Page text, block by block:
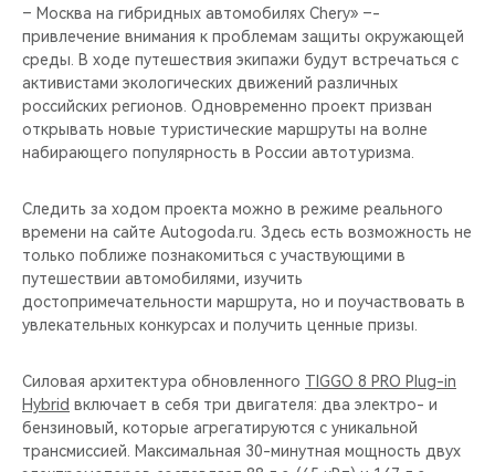
– Москва на гибридных автомобилях Chery» –-
привлечение внимания к проблемам защиты окружающей
среды. В ходе путешествия экипажи будут встречаться с
активистами экологических движений различных
российских регионов. Одновременно проект призван
открывать новые туристические маршруты на волне
набирающего популярность в России автотуризма.
Следить за ходом проекта можно в режиме реального
времени на сайте Autogoda.ru. Здесь есть возможность не
только поближе познакомиться с участвующими в
путешествии автомобилями, изучить
достопримечательности маршрута, но и поучаствовать в
увлекательных конкурсах и получить ценные призы.
Силовая архитектура обновленного TIGGO 8 PRO Plug-in
Hybrid включает в себя три двигателя: два электро- и
бензиновый, которые агрегатируются с уникальной
трансмиссией. Максимальная 30-минутная мощность двух